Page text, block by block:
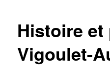
Histoire
Vigoulet-